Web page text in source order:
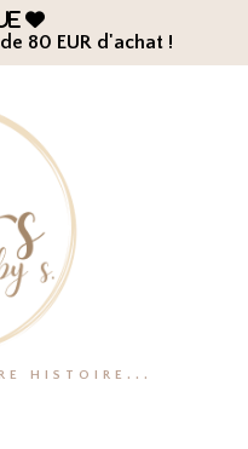

80 EUR d'achat !
HISTOIRE...